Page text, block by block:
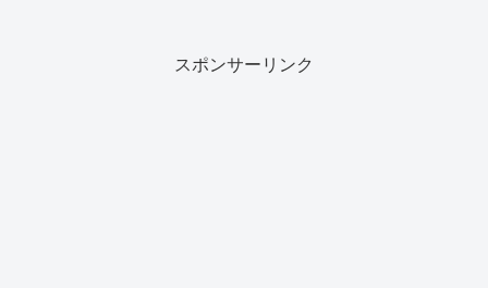
スポンサーリンク